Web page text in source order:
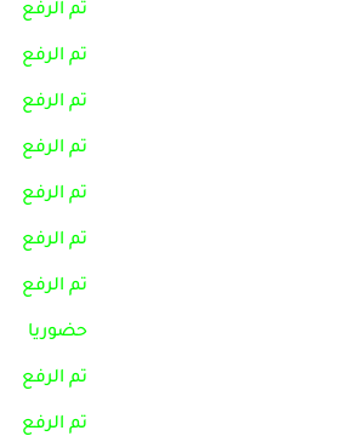
تم الرفع
تم الرفع
تم الرفع
تم الرفع
تم الرفع
تم الرفع
تم الرفع
حضوريا
تم الرفع
تم الرفع